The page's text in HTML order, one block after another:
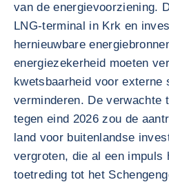
van de energievoorziening.
LNG-terminal in Krk en
hernieuwbare
energiezekerheid moeten
kwetsbaarheid voor externe
verminderen. De verwachte
tegen eind 2026 zou de
land voor buitenlandse
vergroten, die al een impuls
toetreding tot het